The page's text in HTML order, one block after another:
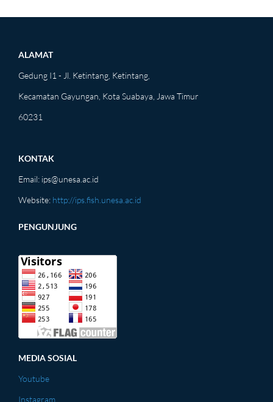
ALAMAT
Gedung I1 - Jl. Ketintang, Ketintang,
Kecamatan Gayungan, Kota Suabaya, Jawa Timur
60231
KONTAK
Email: ips@unesa.ac.id
Website: http://ips.fish.unesa.ac.id
PENGUNJUNG
MEDIA SOSIAL
Youtube
Instagram